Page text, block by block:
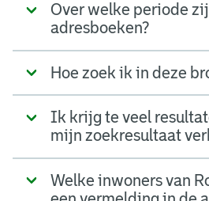
Over welke periode
adresboeken?
Hoe zoek ik in deze
Ik krijg te veel
mijn zoekresultaat
Welke inwoners van